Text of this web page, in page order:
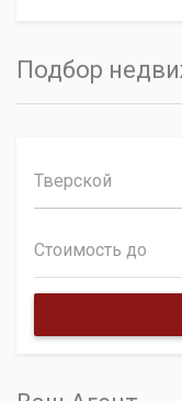
Подбор
Тверской